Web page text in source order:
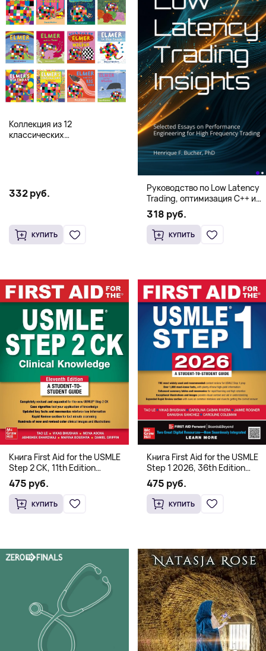
Коллекция из 12
классических
332 руб.
КУПИТЬ
Руководство по Low Latency
Trading, оптимизация C++ и
системная архитектура для
HFT
318 руб.
КУПИТЬ
Книга First Aid for the USMLE
Step 2 CK, 11th Edition
(Мягкий переплет,
Английский язык)
475 руб.
КУПИТЬ
Книга First Aid for the USMLE
Step 1 2026, 36th Edition
(Мягкий переплет,
Английский язык)
475 руб.
КУПИТЬ